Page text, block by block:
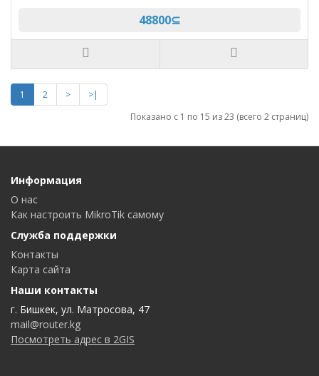
48800⊆
1 2 >
>|
Показано с 1 по 15 из 23 (всего 2 страниц)
Информация
О нас
Как настроить MikroTik самому
Служба поддержки
Контакты
Карта сайта
Наши контакты
г. Бишкек, ул. Матросова, 47
mail@router.kg
Посмотреть адрес в 2GIS